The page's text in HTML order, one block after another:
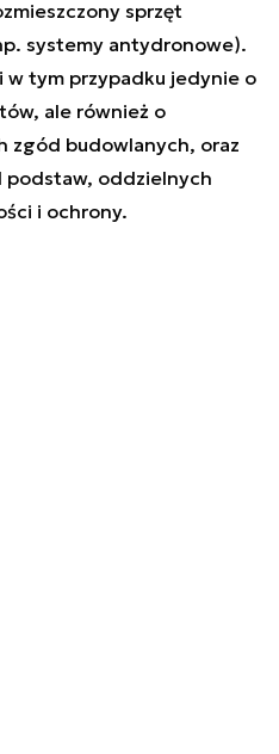
sprzęt
systemy antydronowe).
w tym przypadku jedynie o
ale również o
zgód budowlanych, oraz
podstaw, oddzielnych
i ochrony.